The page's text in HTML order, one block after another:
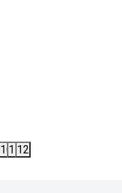
101112